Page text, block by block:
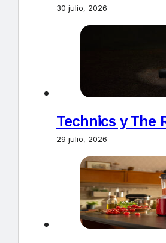
30 julio, 2026
Technics y The
29 julio, 2026